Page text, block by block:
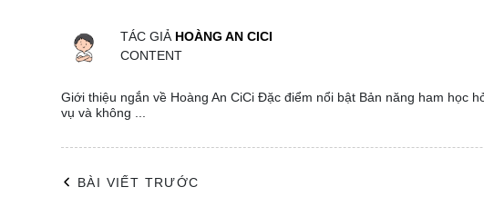
TÁC GIẢ HOÀNG AN CICI
CONTENT
Giới thiệu ngắn về Hoàng An CiCi Đặc điểm nổi bật Bản năng ham học
vụ và không ...
BÀI VIẾT TRƯỚC